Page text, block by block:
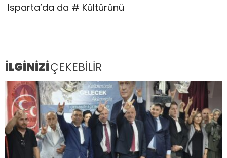
Isparta’da da # Kültürünü
İLGİNİZİÇEKEBİLİR